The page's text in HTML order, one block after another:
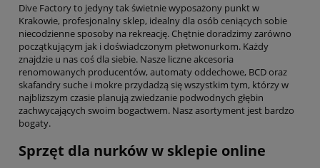
Dive Factory to jedyny tak świetnie wyposażony punkt w
Krakowie, profesjonalny sklep, idealny dla osób ceniących sobie
niecodzienne sposoby na rekreację. Chętnie doradzimy zarówno
początkującym jak i doświadczonym płetwonurkom. Każdy
znajdzie u nas coś dla siebie. Nasze liczne akcesoria
renomowanych producentów, automaty oddechowe, BCD oraz
skafandry suche i mokre przydadzą się wszystkim tym, którzy w
najbliższym czasie planują zwiedzanie podwodnych głębin
zachwycających swoim bogactwem. Nasz asortyment jest bardzo
bogaty.
Sprzęt dla nurków w sklepie online